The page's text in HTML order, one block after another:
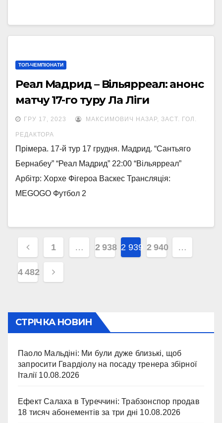
ТОП-ЧЕМПІОНАТИ
Реал Мадрид – Вільярреал: анонс
матчу 17-го туру Ла Ліги
ГРУ 17, 2023 МАКСИМОВИЧ НАЗАР, ЗАСТ. ГОЛ.
РЕДАКТОРА
Прімера. 17-й тур 17 грудня. Мадрид. “Сантьяго
Бернабеу” “Реал Мадрид” 22:00 “Вільярреал”
Арбітр: Хорхе Фігероа Васкес Трансляція:
MEGOGO Футбол 2
Навігація
записів
1 … 2 938 2 939 2 940 …
4 482
СТРІЧКА НОВИН
Паоло Мальдіні: Ми були дуже близькі, щоб
запросити Гвардіолу на посаду тренера збірної
Італії 10.08.2026
Ефект Салаха в Туреччині: Трабзонспор продав
18 тисяч абонементів за три дні 10.08.2026